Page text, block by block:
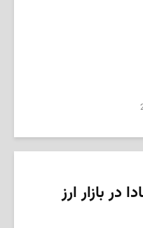
در بازار ارز